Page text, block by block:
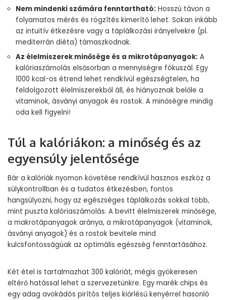
Nem mindenki számára fenntartható: Hosszú távon a
folyamatos mérés és rögzítés kimerítő lehet. Sokan inkább
az intuitív étkezésre vagy a táplálkozási irányelvekre (pl.
mediterrán diéta) támaszkodnak.
Az élelmiszerek minősége és a mikrotápanyagok: A
kalóriaszámolás elsősorban a mennyiségre fókuszál. Egy
1000 kcal-os étrend lehet rendkívül egészségtelen, ha
feldolgozott élelmiszerekből áll, és hiányoznak belőle a
vitaminok, ásványi anyagok és rostok. A minőségre mindig
oda kell figyelni!
Túl a kalóriákon: a minőség és az
egyensúly jelentősége
Bár a kalóriák nyomon követése rendkívül hasznos eszköz a
súlykontrollban és a tudatos étkezésben, fontos
hangsúlyozni, hogy az egészséges táplálkozás sokkal több,
mint puszta kalóriaszámolás. A bevitt élelmiszerek minősége,
a makrotápanyagok aránya, a mikrotápanyagok (vitaminok,
ásványi anyagok) és a rostok bevitele mind
kulcsfontosságúak az optimális egészség fenntartásához.
Két étel is tartalmazhat 300 kalóriát, mégis gyökeresen
eltérő hatással lehet a szervezetünkre. Egy marék chips és
egy adag avokádós pirítós teljes kiőrlésű kenyérrel hasonló